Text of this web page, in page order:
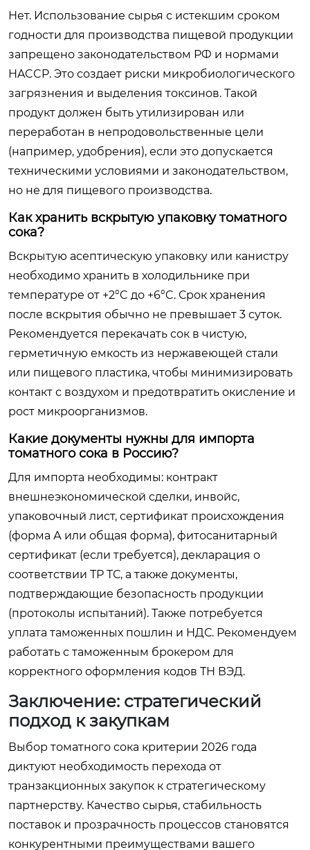
Нет. Использование сырья с истекшим сроком
годности для производства пищевой продукции
запрещено законодательством РФ и нормами
HACCP. Это создает риски микробиологического
загрязнения и выделения токсинов. Такой
продукт должен быть утилизирован или
переработан в непродовольственные цели
(например, удобрения), если это допускается
техническими условиями и законодательством,
но не для пищевого производства.
Как хранить вскрытую упаковку томатного
сока?
Вскрытую асептическую упаковку или канистру
необходимо хранить в холодильнике при
температуре от +2°C до +6°C. Срок хранения
после вскрытия обычно не превышает 3 суток.
Рекомендуется перекачать сок в чистую,
герметичную емкость из нержавеющей стали
или пищевого пластика, чтобы минимизировать
контакт с воздухом и предотвратить окисление и
рост микроорганизмов.
Какие документы нужны для импорта
томатного сока в Россию?
Для импорта необходимы: контракт
внешнеэкономической сделки, инвойс,
упаковочный лист, сертификат происхождения
(форма А или общая форма), фитосанитарный
сертификат (если требуется), декларация о
соответствии ТР ТС, а также документы,
подтверждающие безопасность продукции
(протоколы испытаний). Также потребуется
уплата таможенных пошлин и НДС. Рекомендуем
работать с таможенным брокером для
корректного оформления кодов ТН ВЭД.
Заключение: стратегический
подход к закупкам
Выбор томатного сока критерии 2026 года
диктуют необходимость перехода от
транзакционных закупок к стратегическому
партнерству. Качество сырья, стабильность
поставок и прозрачность процессов становятся
конкурентными преимуществами вашего